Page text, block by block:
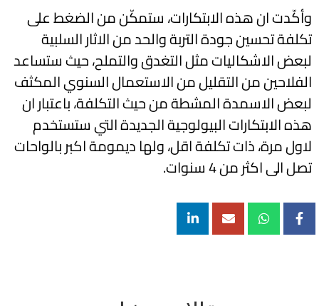
وأكّدت ان هذه الابتكارات، ستمكّن من الضغط على
تكلفة تحسين جودة التربة والحد من الاثار السلبية
لبعض الاشكاليات مثل التغدق والتملح، حيث ستساعد
الفلاحين من التقليل من الاستعمال السنوي المكثف
لبعض الاسمدة المشطة من حيث التكلفة، باعتبار ان
هذه الابتكارات البيولوجية الجديدة التي ستستخدم
لاول مرة، ذات تكلفة اقل، ولها ديمومة اكبر بالواحات
تصل الى اكثر من 4 سنوات.